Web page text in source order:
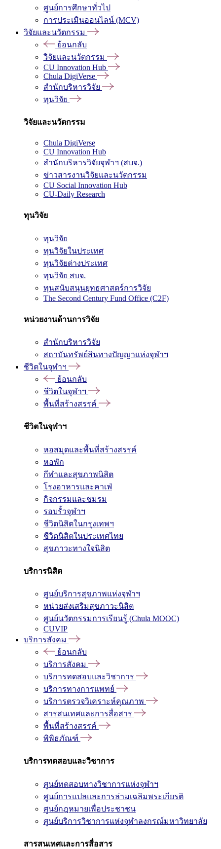
ศูนย์การศึกษาทั่วไป
การประเมินออนไลน์ (MCV)
วิจัยและนวัตกรรม
ย้อนกลับ
วิจัยและนวัตกรรม
CU Innovation Hub
Chula DigiVerse
สำนักบริหารวิจัย
ทุนวิจัย
วิจัยและนวัตกรรม
Chula DigiVerse
CU Innovation Hub
สำนักบริหารวิจัยจุฬาฯ (สบจ.)
ข่าวสารงานวิจัยและนวัตกรรม
CU Social Innovation Hub
CU-Daily Research
ทุนวิจัย
ทุนวิจัย
ทุนวิจัยในประเทศ
ทุนวิจัยต่างประเทศ
ทุนวิจัย สบจ.
ทุนสนับสนุนยุทธศาสตร์การวิจัย
The Second Century Fund Office (C2F)
หน่วยงานด้านการวิจัย
สำนักบริหารวิจัย
สถาบันทรัพย์สินทางปัญญาแห่งจุฬาฯ
ชีวิตในจุฬาฯ
ย้อนกลับ
ชีวิตในจุฬาฯ
พื้นที่สร้างสรรค์
ชีวิตในจุฬาฯ
หอสมุดและพื้นที่สร้างสรรค์
หอพัก
กีฬาและสุขภาพนิสิต
โรงอาหารและคาเฟ่
กิจกรรมและชมรม
รอบรั้วจุฬาฯ
ชีวิตนิสิตในกรุงเทพฯ
ชีวิตนิสิตในประเทศไทย
สุขภาวะทางใจนิสิต
บริการนิสิต
ศูนย์บริการสุขภาพแห่งจุฬาฯ
หน่วยส่งเสริมสุขภาวะนิสิต
ศูนย์นวัตกรรมการเรียนรู้ (Chula MOOC)
CUVIP
บริการสังคม
ย้อนกลับ
บริการสังคม
บริการทดสอบและวิชาการ
บริการทางการแพทย์
บริการตรวจวิเคราะห์คุณภาพ
สารสนเทศและการสื่อสาร
พื้นที่สร้างสรรค์
พิพิธภัณฑ์
บริการทดสอบและวิชาการ
ศูนย์ทดสอบทางวิชาการแห่งจุฬาฯ
ศูนย์การแปลและการล่ามเฉลิมพระเกียรติ
ศูนย์กฎหมายเพื่อประชาชน
ศูนย์บริการวิชาการแห่งจุฬาลงกรณ์มหาวิทยาลัย
สารสนเทศและการสื่อสาร